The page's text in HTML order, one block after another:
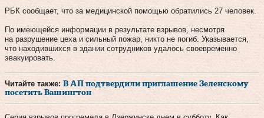
РБК сообщает, что за медицинской помощью обратились 27 человек.
По имеющейся информации в результате взрывов, несмотря
на разрушение цеха и сильный пожар, никто не погиб. Указывается,
что находившихся в здании сотрудников удалось своевременно
эвакуировать.
Читайте также: В АП подтвердили приглашение Зеленскому
посетить Вашингтон